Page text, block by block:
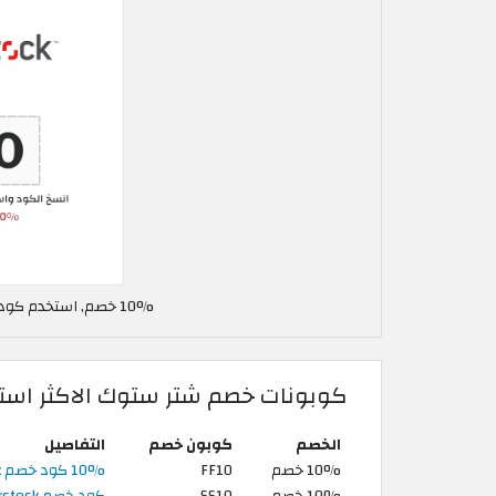
10% خصم, استخدم كود خصم شتر ستوك في المغرب FF10
كوبونات خصم شتر ستوك الاكثر
الخصم كوبون خصم
التفاصيل
10% خصم
FF10
10% كود خصم Shutterstock | على الفيديوهات والموسيقى